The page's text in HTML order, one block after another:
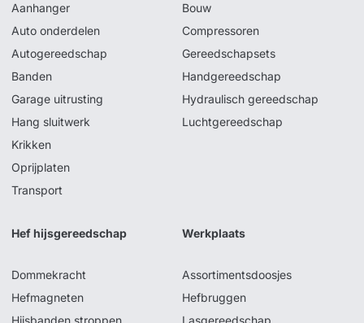
Aanhanger
Auto onderdelen
Autogereedschap
Banden
Garage uitrusting
Hang sluitwerk
Krikken
Oprijplaten
Transport
Bouw
Compressoren
Gereedschapsets
Handgereedschap
Hydraulisch gereedschap
Luchtgereedschap
Hef hijsgereedschap
Dommekracht
Hefmagneten
Hijsbanden stroppen
Werkplaats
Assortimentsdoosjes
Hefbruggen
Lasgereedschap